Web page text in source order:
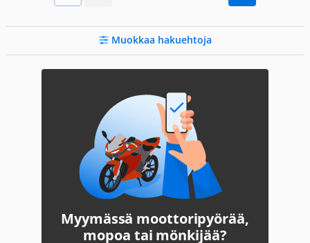
Muokkaa hakuehtoja
Myymässä moottoripyörää,
mopoa tai mönkijää?